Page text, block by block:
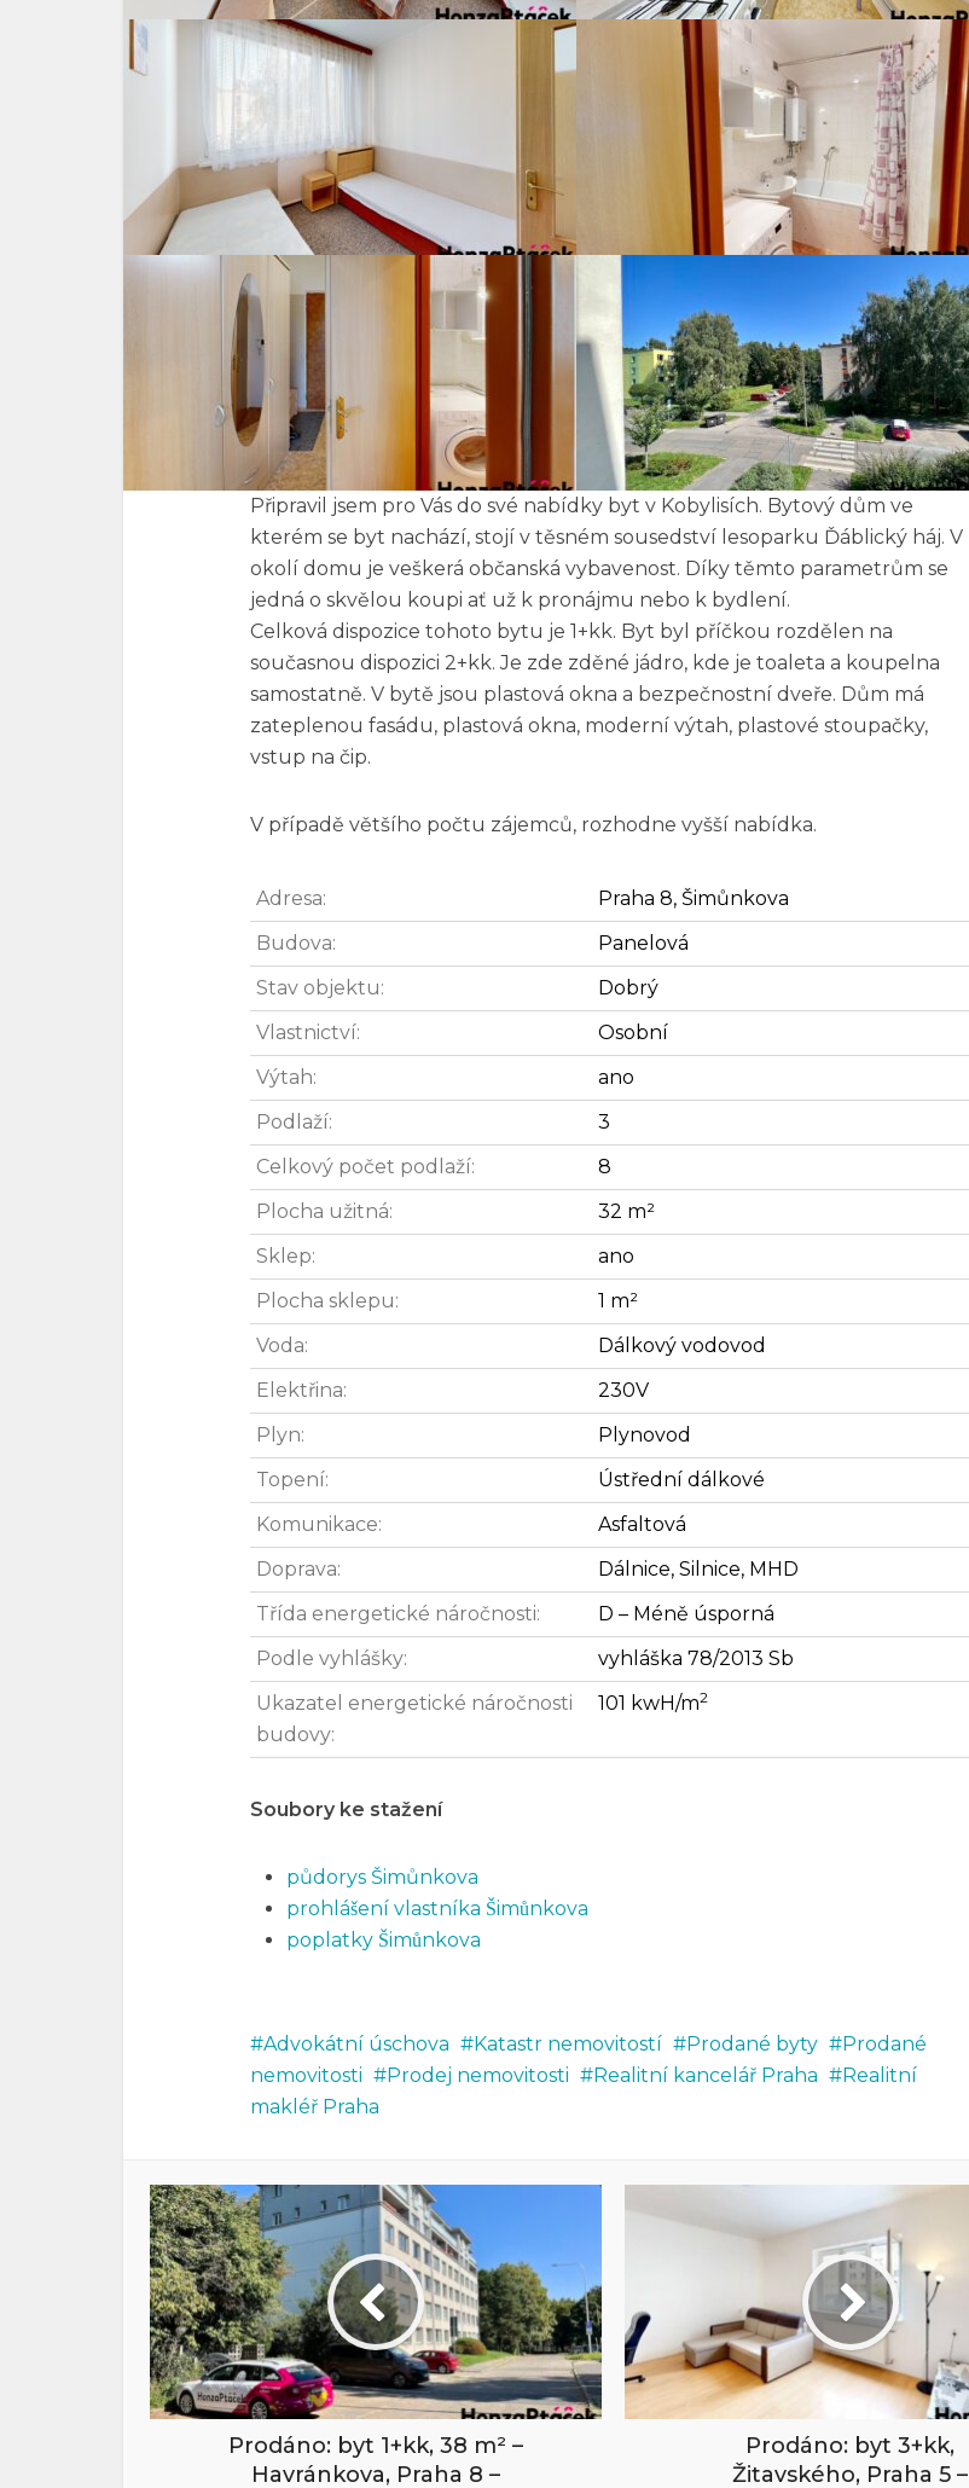
Připravil jsem pro Vás do své nabídky byt v Kobylisích. Bytový dům ve
kterém se byt nachází, stojí v těsném sousedství lesoparku Ďáblický háj. V
okolí domu je veškerá občanská vybavenost. Díky těmto parametrům se
jedná o skvělou koupi ať už k pronájmu nebo k bydlení.
Celková dispozice tohoto bytu je 1+kk. Byt byl příčkou rozdělen na
současnou dispozici 2+kk. Je zde zděné jádro, kde je toaleta a koupelna
samostatně. V bytě jsou plastová okna a bezpečnostní dveře. Dům má
zateplenou fasádu, plastová okna, moderní výtah, plastové stoupačky,
vstup na čip.
V případě většího počtu zájemců, rozhodne vyšší nabídka.
Adresa:
Praha 8, Šimůnkova
Budova:
Panelová
Stav objektu:
Dobrý
Vlastnictví:
Osobní
Výtah:
ano
Podlaží:
3
Celkový počet podlaží:
8
Plocha užitná:
32 m²
Sklep:
ano
Plocha sklepu:
1 m²
Voda:
Dálkový vodovod
Elektřina:
230V
Plyn:
Plynovod
Topení:
Ústřední dálkové
Komunikace:
Asfaltová
Doprava:
Dálnice, Silnice, MHD
Třída energetické náročnosti:
D – Méně úsporná
Podle vyhlášky:
vyhláška 78/2013 Sb
Ukazatel energetické náročnosti
budovy:
101 kwH/m2
Soubory ke stažení
půdorys Šimůnkova
prohlášení vlastníka Šimůnkova
poplatky Šimůnkova
Advokátní úschova Katastr nemovitostí Prodané byty
Prodané
nemovitosti
Prodej nemovitosti Realitní kancelář Praha
Realitní
makléř Praha
Prodáno: byt 1+kk, 38 m² –
Havránkova, Praha 8 –
Prodáno: byt 3+kk,
Žitavského, Praha 5 –